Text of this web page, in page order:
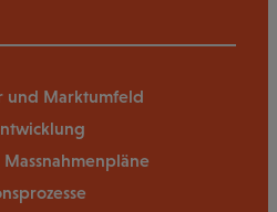
und Marktumfeld